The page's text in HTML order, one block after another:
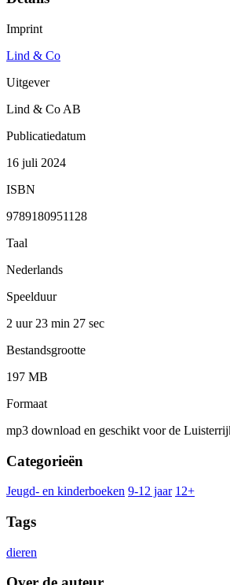
Imprint
Lind & Co
Uitgever
Lind & Co AB
Publicatiedatum
16 juli 2024
ISBN
9789180951128
Taal
Nederlands
Speelduur
2 uur 23 min 27 sec
Bestandsgrootte
197 MB
Formaat
mp3 download en geschikt voor de
Categorieën
Jeugd- en kinderboeken 9-12 jaar 12+
Tags
dieren